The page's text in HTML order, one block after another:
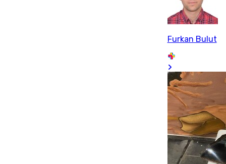
Furkan Bulut